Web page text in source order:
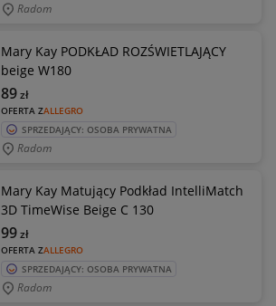
Radom
Mary Kay PODKŁAD ROZŚWIETLAJĄCY
beige W180
OFERTA ZALLEGRO
89zł
SPRZEDAJĄCY: OSOBA PRYWATNA
Radom
Mary Kay Matujący Podkład IntelliMatch
3D TimeWise Beige C 130
OFERTA ZALLEGRO
99zł
SPRZEDAJĄCY: OSOBA PRYWATNA
Radom